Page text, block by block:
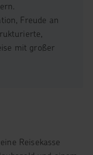
Freude an
mit großer
Reisekasse